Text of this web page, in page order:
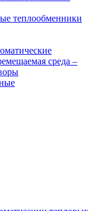
теплообменники
среда –